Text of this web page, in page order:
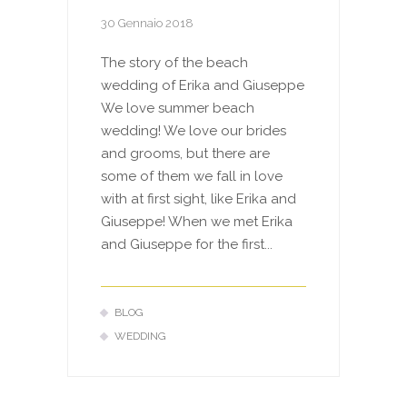
30 Gennaio 2018
The story of the beach
wedding of Erika and Giuseppe
We love summer beach
wedding! We love our brides
and grooms, but there are
some of them we fall in love
with at first sight, like Erika and
Giuseppe! When we met Erika
and Giuseppe for the first...
BLOG
WEDDING